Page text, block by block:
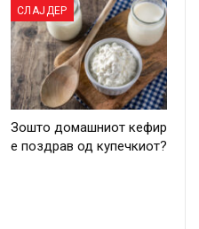
СЛАЈДЕР
Зошто домашниот кефир
е поздрав од купечкиот?